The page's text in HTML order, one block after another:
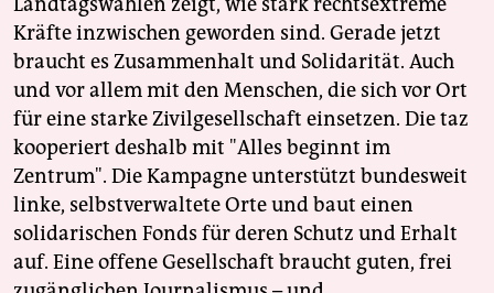
Kräfte inzwischen geworden sind. Gerade jetzt
braucht es Zusammenhalt und Solidarität. Auch
und vor allem mit den Menschen, die sich vor Ort
für eine starke Zivilgesellschaft einsetzen. Die taz
kooperiert deshalb mit "Alles beginnt im
Zentrum". Die Kampagne unterstützt bundesweit
linke, selbstverwaltete Orte und baut einen
solidarischen Fonds für deren Schutz und Erhalt
auf. Eine offene Gesellschaft braucht guten, frei